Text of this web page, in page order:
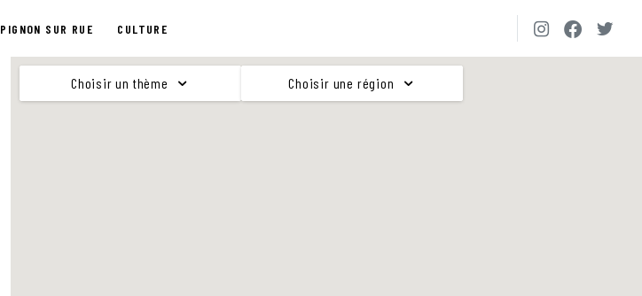
PIGNON SUR RUE CULTURE
Choisir un thème Choisir une région